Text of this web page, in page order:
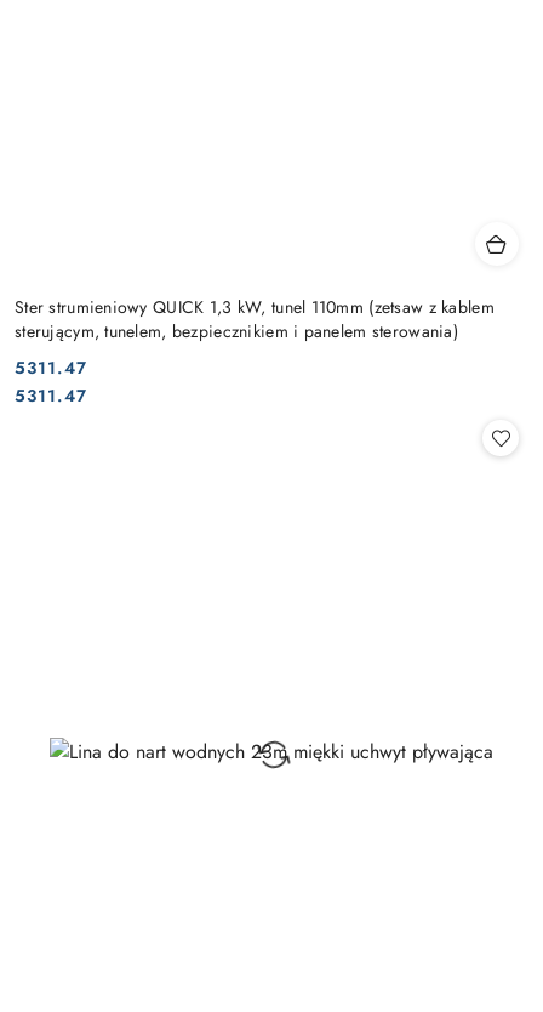
Ster strumieniowy QUICK 1,3 kW, tunel 110mm (zetsaw z kablem
sterującym, tunelem, bezpiecznikiem i panelem sterowania)
Cena:
5311.47
Cena:
5311.47